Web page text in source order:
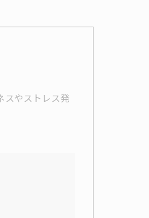
スやストレス発